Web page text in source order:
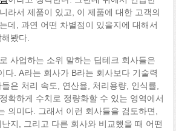
라서 제품이 있고, 이 제품에 대한 고객의
데, 과연 어떤 차별점이 있을지에 대해서
봤다.
사업하는 소위 말하는 딥테크 회사들은
다. A라는 회사가 B라는 회사보다 기술력
은 처리 속도, 연산율, 처리용량, 인식률,
확하게 수치로 정량화할 수 있는 영역에서
의미다. 그래서 이런 회사들을 검토하면,
지, 그리고 다른 회사와 비교했을 때 어떤